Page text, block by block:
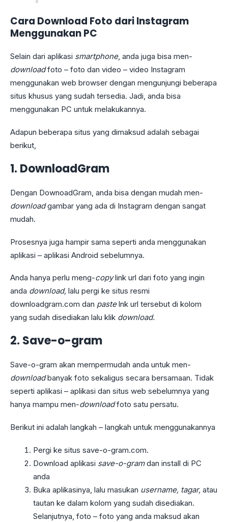
Cara Download Foto dari Instagram
Menggunakan PC
Selain dari aplikasi smartphone, anda juga bisa men-
downloadfoto – foto dan video – video Instagram
menggunakan web browser dengan mengunjungi beberapa
situs khusus yang sudah tersedia. Jadi, anda bisa
menggunakan PC untuk melakukannya.
Adapun beberapa situs yang dimaksud adalah sebagai
berikut,
1. DownloadGram
Dengan DownoadGram, anda bisa dengan mudah men-
downloadgambar yang ada di Instagram dengan sangat
mudah.
Prosesnya juga hampir sama seperti anda menggunakan
aplikasi – aplikasi Android sebelumnya.
Anda hanya perlu meng-copylink url dari foto yang ingin
anda download, lalu pergi ke situs resmi
downloadgram.com dan pastelnk url tersebut di kolom
yang sudah disediakan lalu klik download.
2. Save-o-gram
Save-o-gram akan mempermudah anda untuk men-
downloadbanyak foto sekaligus secara bersamaan. Tidak
seperti aplikasi – aplikasi dan situs web sebelumnya yang
hanya mampu men-downloadfoto satu persatu.
Berikut ini adalah langkah – langkah untuk menggunakannya
Pergi ke situs save-o-gram.com.
Download aplikasi save-o-gramdan install di PC
anda
Buka aplikasinya, lalu masukan username, tagar, atau
tautan ke dalam kolom yang sudah disediakan.
Selanjutnya, foto – foto yang anda maksud akan